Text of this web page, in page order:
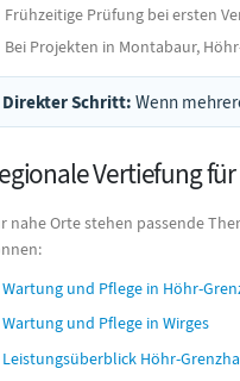
Frühzeitige Prüfung bei ersten
Bei Projekten in Montabaur,
Direkter Schritt: Wenn
Vertiefung
nahe Orte stehen passende
Wartung und Pflege in Höhr-
Wartung und Pflege in Wirges
Leistungsüberblick Höhr-